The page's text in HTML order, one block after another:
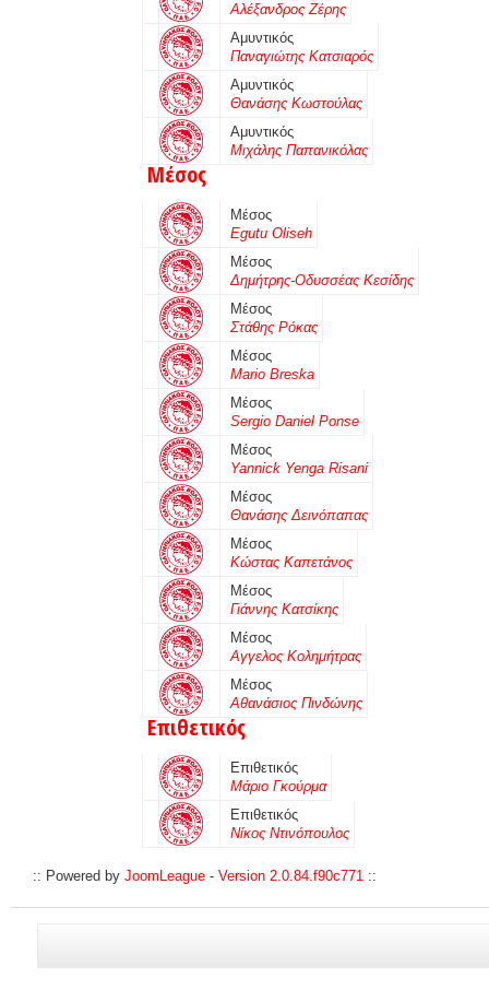
Αλέξανδρος Ζέρης
Αμυντικός
Παναγιώτης Κατσιαρός
Αμυντικός
Θανάσης Κωστούλας
Αμυντικός
Μιχάλης Παπανικόλας
Μέσος
Μέσος
Egutu Oliseh
Μέσος
Δημήτρης-Οδυσσέας Κεσίδης
Μέσος
Στάθης Ρόκας
Μέσος
Mario Breska
Μέσος
Sergio Daniel Ponse
Μέσος
Yannick Yenga Risani
Μέσος
Θανάσης Δεινόπαπας
Μέσος
Κώστας Καπετάνος
Μέσος
Γιάννης Κατσίκης
Μέσος
Αγγελος Κολημήτρας
Μέσος
Αθανάσιος Πινδώνης
Επιθετικός
Επιθετικός
Μάριο Γκούρμα
Επιθετικός
Νίκος Ντινόπουλος
:: Powered by JoomLeague - Version 2.0.84.f90c771 ::